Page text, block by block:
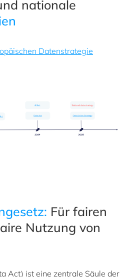
nationale
Datenstrategie
Für fairen
Nutzung von
Act) ist eine zentrale Säule der